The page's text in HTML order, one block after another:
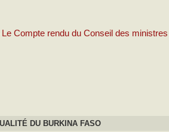
Le Compte rendu du Conseil des
DU BURKINA FASO